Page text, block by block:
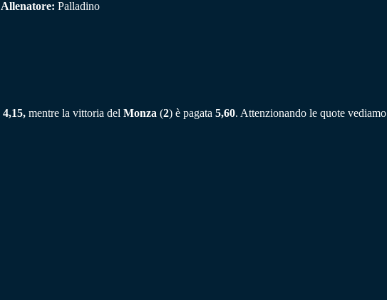
Allenatore: Palladino
4,15, mentre la vittoria del Monza (2) è pagata 5,60. Attenzionando le quote vediamo